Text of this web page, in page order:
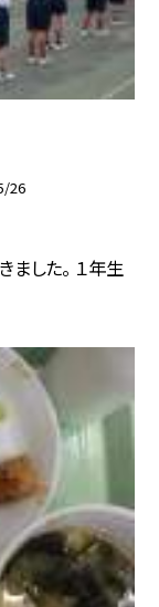
26
した。 １年生